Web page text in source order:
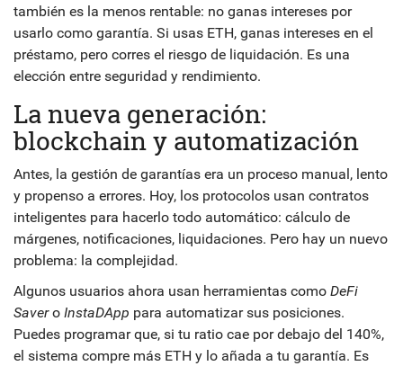
también es la menos rentable: no ganas intereses por
usarlo como garantía. Si usas ETH, ganas intereses en el
préstamo, pero corres el riesgo de liquidación. Es una
elección entre seguridad y rendimiento.
La nueva generación:
blockchain y automatización
Antes, la gestión de garantías era un proceso manual, lento
y propenso a errores. Hoy, los protocolos usan contratos
inteligentes para hacerlo todo automático: cálculo de
márgenes, notificaciones, liquidaciones. Pero hay un nuevo
problema: la complejidad.
Algunos usuarios ahora usan herramientas como DeFi
Savero InstaDApp para automatizar sus posiciones.
Puedes programar que, si tu ratio cae por debajo del 140%,
el sistema compre más ETH y lo añada a tu garantía. Es